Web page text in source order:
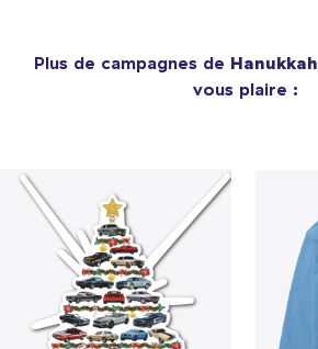
Plus de campagnes de Hanukkah
vous plaire :